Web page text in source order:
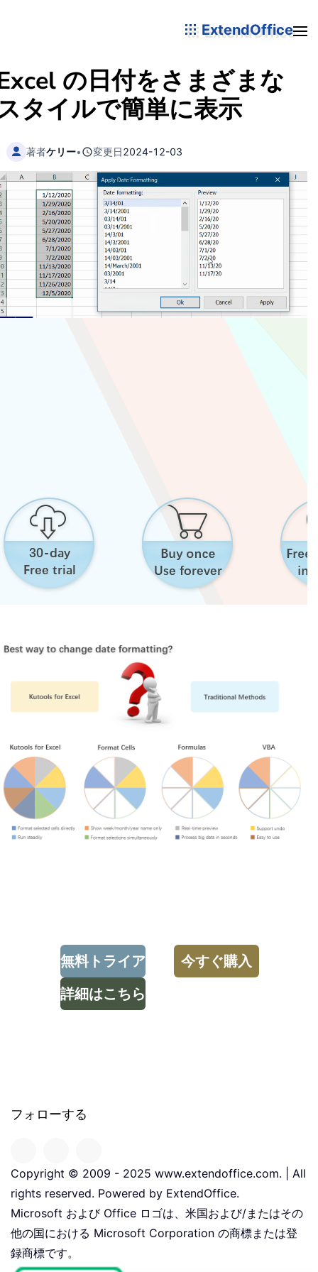
ExtendOffice
の日付をさまざまな
タイルで簡単に表示
著者ケリー• 変更日2024-12-03
無料トライア
ル
今すぐ購入
詳細はこちら
フォローする
Copyright © 2009 - 2025 www.extendoffice.com. | All
rights reserved. Powered by ExtendOffice.
Microsoft および Office ロゴは、米国および/またはその
他の国における Microsoft Corporation の商標または登
録商標です。